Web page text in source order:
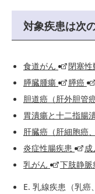
対象疾患は次
食道がん 閉塞
膵臓腫瘍
膵癌
胆道癌（肝外胆管
胃潰瘍と十二指腸
肝臓癌（肝細胞癌
炎症性腸疾患
成
乳がん
下肢静脈
E. 乳線疾患（乳